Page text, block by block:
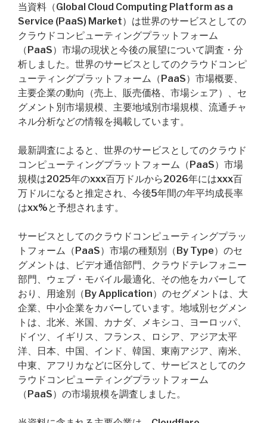
当資料（Global Cloud Computing Platform as a
Service (PaaS) Market）は世界のサービスとしての
クラウドコンピューティングプラットフォーム
（PaaS）市場の現状と今後の展望について調査・分
析しました。世界のサービスとしてのクラウドコンピ
ューティングプラットフォーム（PaaS）市場概要、
主要企業の動向（売上、販売価格、市場シェア）、セ
グメント別市場規模、主要地域別市場規模、流通チャ
ネル分析などの情報を掲載しています。
最新調査によると、世界のサービスとしてのクラウド
コンピューティングプラットフォーム（PaaS）市場
規模は2025年のxxx百万ドルから2026年にはxxx百
万ドルになると推定され、今後5年間の年平均成長率
はxx%と予想されます。
サービスとしてのクラウドコンピューティングプラッ
トフォーム（PaaS）市場の種類別（By Type）のセ
グメントは、ビデオ通信部門、クラウドテレフォニー
部門、ウェブ・モバイル最適化、その他をカバーして
おり、用途別（By Application）のセグメントは、大
企業、中小企業をカバーしています。地域別セグメン
トは、北米、米国、カナダ、メキシコ、ヨーロッパ、
ドイツ、イギリス、フランス、ロシア、アジア太平
洋、日本、中国、インド、韓国、東南アジア、南米、
中東、アフリカなどに区分して、サービスとしてのク
ラウドコンピューティングプラットフォーム
（PaaS）の市場規模を調査しました。